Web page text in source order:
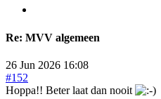
Re: MVV algemeen
26 Jun 2026 16:08
#152
Hoppa!! Beter laat dan nooit